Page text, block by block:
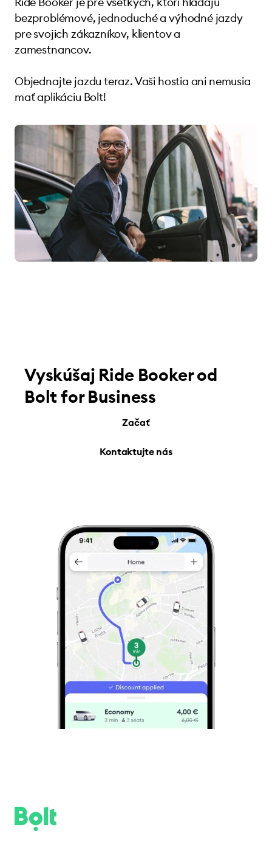
bezproblémové, jednoduché a výhodné jazdy
pre svojich zákazníkov, klientov a
zamestnancov.
Objednajte jazdu teraz. Vaši hostia ani nemusia
mať aplikáciu Bolt!
Vyskúšaj Ride Booker od
Bolt for Business
Začať
Kontaktujte nás